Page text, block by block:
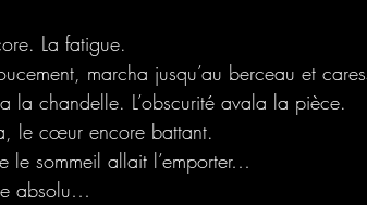
La fatigue.
marcha jusqu’au berceau et
la chandelle. L’obscurité avala la pièce.
le cœur encore battant.
le sommeil allait l’emporter…
absolu…